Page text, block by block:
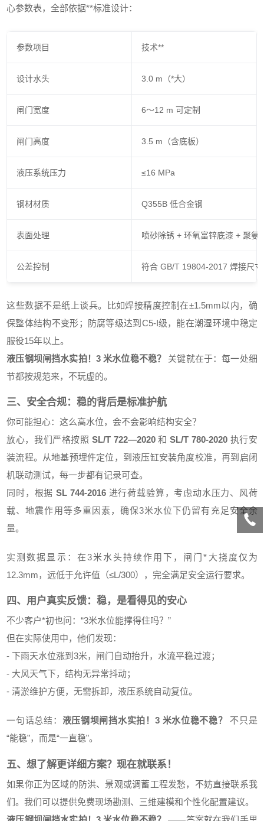
心参数表，全部依据**标准设计：
参数项目 技术**
设计水头 3.0 m（*大）
闸门宽度 6～12 m 可定制
闸门高度 3.5 m（含底板）
液压系统压力 ≤16 MPa
钢材材质 Q355B 低合金钢
表面处理 喷砂除锈 + 环氧富锌底漆 + 聚
公差控制 符合 GB/T 19804-2017 焊接尺
这些数据不是纸上谈兵。比如焊接精度控制在±1.5mm以内，确
保整体结构不变形；防腐等级达到C5-I级，能在潮湿环境中稳定
服役15年以上。
液压钢坝闸挡水实拍！3 米水位稳不稳？
关键就在于：每一处细
节都按规范来，不玩虚的。
三、安全合规：稳的背后是标准护航
你可能担心：这么高水位，会不会影响结构安全？
放心，我们严格按照SL/T 722—2020和SL/T 780-2020 执行安
装流程。从地基预埋件定位，到液压缸安装角度校准，再到启闭
机联动测试，每一步都有记录可查。
同时，根据SL 744-2016进行荷载验算，考虑动水压力、风荷
载、地震作用等多重因素，确保3米水位下仍留有充足安全余
量。
实测数据显示：在3米水头持续作用下，闸门*大挠度仅为
12.3mm，远低于允许值（≤L/300），完全满足安全运行要求。
四、用户真实反馈：稳，是看得见的安心
不少客户*初也问：“3米水位能撑得住吗？”
但在实际使用中，他们发现：
- 下雨天水位涨到3米，闸门自动抬升，水流平稳过渡；
- 大风天气下，结构无异常抖动；
- 清淤维护方便，无需拆卸，液压系统自动复位。
一句话总结： 液压钢坝闸挡水实拍！3 米水位稳不稳？
不只是
“能稳”，而是“一直稳”。
五、想了解更详细方案？现在就联系！
如果你正为区域的防洪、景观或调蓄工程发愁，不妨直接联系我
们。我们可以提供免费现场勘测、三维建模和个性化配置建议。